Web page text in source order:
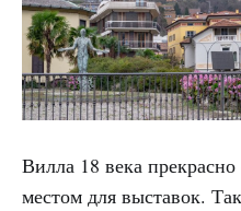
Вилла 18 века
местом для выставок.